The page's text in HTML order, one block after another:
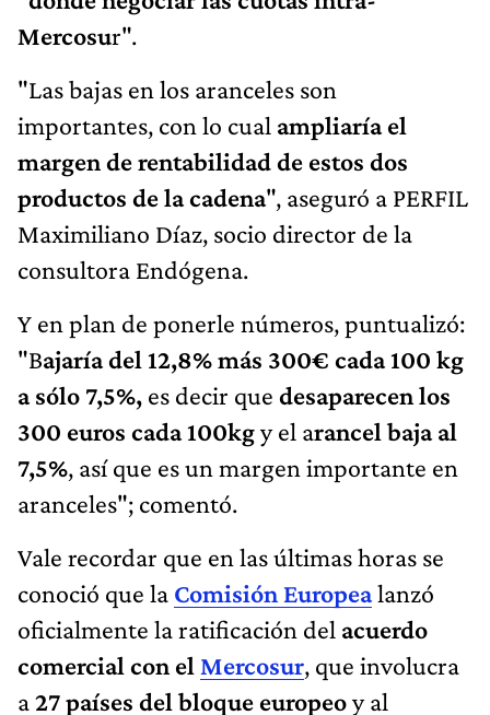
Mercosur".
"Las bajas en los aranceles son
importantes, con lo cual ampliaría el
margen de rentabilidad de estos dos
productos de la cadena", aseguró a PERFIL
Maximiliano Díaz, socio director de la
consultora Endógena.
Y en plan de ponerle números, puntualizó:
"Bajaría del 12,8% más 300€ cada 100 kg
a sólo 7,5%, es decir que desaparecen los
300 euros cada 100kgy el arancel baja al
7,5%, así que es un margen importante en
aranceles"; comentó.
Vale recordar que en las últimas horas se
conoció que la Comisión Europealanzó
oficialmente la ratificación del acuerdo
comercial con el Mercosur, que involucra
a27 países del bloque europeoy al